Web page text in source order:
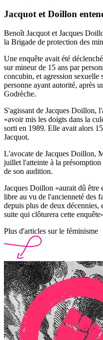
Jacquot et Doillon
Benoît Jacquot et Jacques
la Brigade de protection des
Une enquête avait été
sur mineur de 15 ans par
concubin, et agression sexuelle
personne ayant autorité, après
Godrèche.
S'agissant de Jacques Doillon,
«avoir mis les doigts dans la
sorti en 1989. Elle avait alors
Jacquot.
L'avocate de Jacques Doillon,
juillet l'atteinte à la
de son audition.
Jacques Doillon «aurait dû être
libre au vu de l'ancienneté des
depuis plus de deux décennies,
suite qui clôturera cette
Plus d'articles sur le féminisme